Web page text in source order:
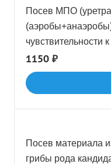
Посев МПО
чувствительности
1150 ₽
Посев материала
грибы рода